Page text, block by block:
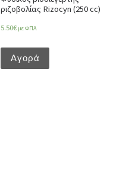
ριζοβολίας Rizocyn (250 cc)
5.50€ με ΦΠΑ
Αγορά